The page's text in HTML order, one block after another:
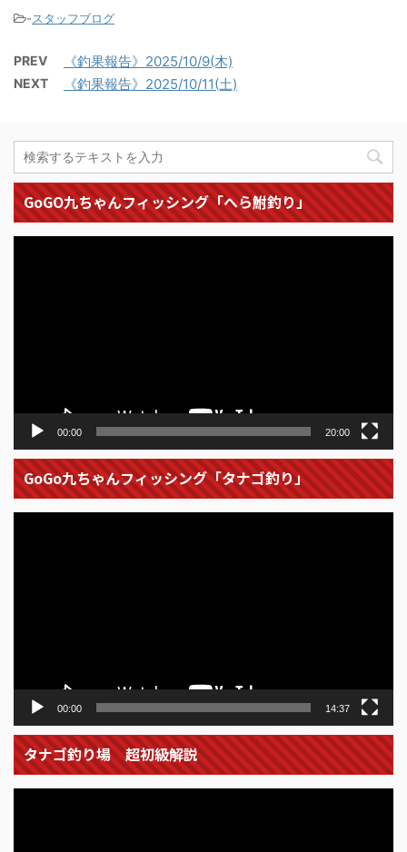
-スタッフブログ
PREV 《釣果報告》2025/10/9(木)
NEXT 《釣果報告》2025/10/11(土)
GoGO九ちゃんフィッシング「へら鮒釣り」
00:00 20:00
GoGo九ちゃんフィッシング「タナゴ釣り」
00:00 14:37
タナゴ釣り場 超初級解説